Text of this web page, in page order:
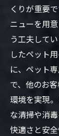
くりが重要
ニューを用
う工夫して
したペット
に、ペット
で、他のお
環境を実現
な清掃や消
快適さと安